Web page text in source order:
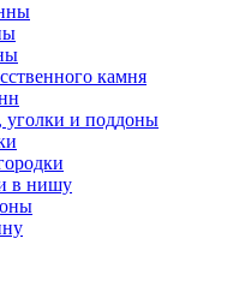
камня
уголки и поддоны
в нишу